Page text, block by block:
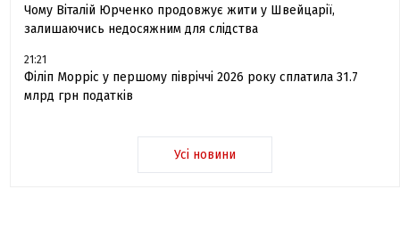
Чому Віталій Юрченко продовжує жити у Швейцарії,
залишаючись недосяжним для слідства
21:21
Філіп Морріс у першому півріччі 2026 року сплатила 31.7
млрд грн податків
Усі новини